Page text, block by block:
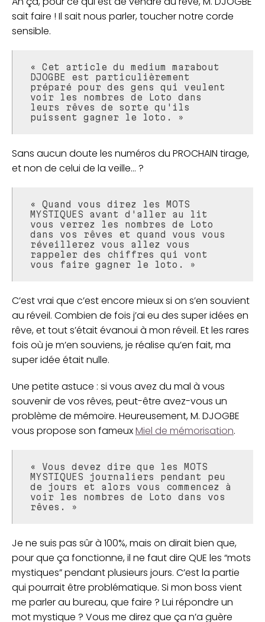
sait faire ! Il sait nous parler, toucher notre corde
sensible.
« Cet article du medium marabout
DJOGBE est particulièrement
préparé pour des gens qui veulent
voir les nombres de Loto dans
leurs rêves de sorte qu'ils
puissent gagner le loto. »
Sans aucun doute les numéros du PROCHAIN tirage,
et non de celui de la veille… ?
« Quand vous direz les MOTS
MYSTIQUES avant d'aller au lit
vous verrez les nombres de Loto
dans vos rêves et quand vous vous
réveillerez vous allez vous
rappeler des chiffres qui vont
vous faire gagner le loto. »
C’est vrai que c’est encore mieux si on s’en souvient
au réveil. Combien de fois j’ai eu des super idées en
rêve, et tout s’était évanoui à mon réveil. Et les rares
fois où je m’en souviens, je réalise qu’en fait, ma
super idée était nulle.
Une petite astuce : si vous avez du mal à vous
souvenir de vos rêves, peut-être avez-vous un
problème de mémoire. Heureusement, M. DJOGBE
vous propose son fameuxMiel de mémorisation.
« Vous devez dire que les MOTS
MYSTIQUES journaliers pendant peu
de jours et alors vous commencez à
voir les nombres de Loto dans vos
rêves. »
Je ne suis pas sûr à 100%, mais on dirait bien que,
pour que ça fonctionne, il ne faut dire QUE les “mots
mystiques” pendant plusieurs jours. C’est la partie
qui pourrait être problématique. Si mon boss vient
me parler au bureau, que faire ? Lui répondre un
mot mystique ? Vous me direz que ça n’a guère